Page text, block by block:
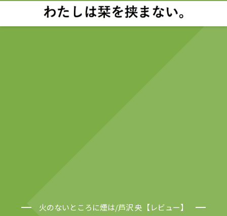
火のないところに煙は/芦沢 央【レビュー】